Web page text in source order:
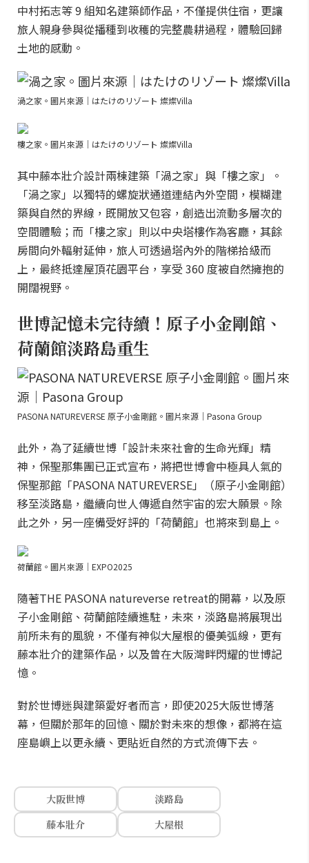
中村拓志等 9 組知名建築師作品，不僅提供住宿，更讓
旅人親身參與從播種到收穫的完整農耕過程，體驗回歸
土地的感動。
渦之家。圖片來源｜はたけのリゾート 燦燦Villa
樓之家。圖片來源｜はたけのリゾート 燦燦Villa
其中藤本壯介設計兩棟建築「渦之家」與「樓之家」。
「渦之家」以獨特的螺旋狀通道連結內外空間，模糊建
築與自然的界線，既開放又包容，創造出流動多層次的
空間體驗；而「樓之家」則以中央塔樓作為客廳，其餘
房間向外輻射延伸，旅人可透過塔內外的階梯拾級而
上，最終抵達屋頂花園平台，享受 360 度被自然擁抱的
開闊視野。
世博記憶未完待續！原子小金剛館、
荷蘭館淡路島重生
PASONA NATUREVERSE 原子小金剛館。圖片來源｜Pasona Group
此外，為了延續世博「設計未來社會的生命光輝」精
神，保聖那集團已正式宣布，將把世博會中極具人氣的
保聖那館「PASONA NATUREVERSE」（原子小金剛館）
移至淡路島，繼續向世人傳遞自然宇宙的宏大願景。除
此之外，另一座備受好評的「荷蘭館」也將來到島上。
荷蘭館。圖片來源｜EXPO2025
隨著THE PASONA natureverse retreat的開幕，以及原
子小金剛館、荷蘭館陸續進駐，未來，淡路島將展現出
前所未有的風貌，不僅有神似大屋根的優美弧線，更有
藤本壯介的建築作品，以及曾在大阪灣畔閃耀的世博記
憶。
對於世博迷與建築愛好者而言，即使2025大阪世博落
幕，但關於那年的回憶、關於對未來的想像，都將在這
座島嶼上以更永續、更貼近自然的方式流傳下去。
大阪世博
淡路島
藤本壯介
大屋根